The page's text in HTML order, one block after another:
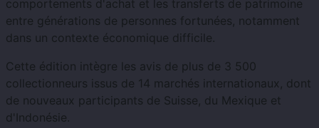
comportements d'achat et les transferts de patrimoine
entre générations de personnes fortunées, notamment
dans un contexte économique difficile.
Cette édition intègre les avis de plus de 3 500
collectionneurs issus de 14 marchés internationaux, dont
de nouveaux participants de Suisse, du Mexique et
d'Indonésie.